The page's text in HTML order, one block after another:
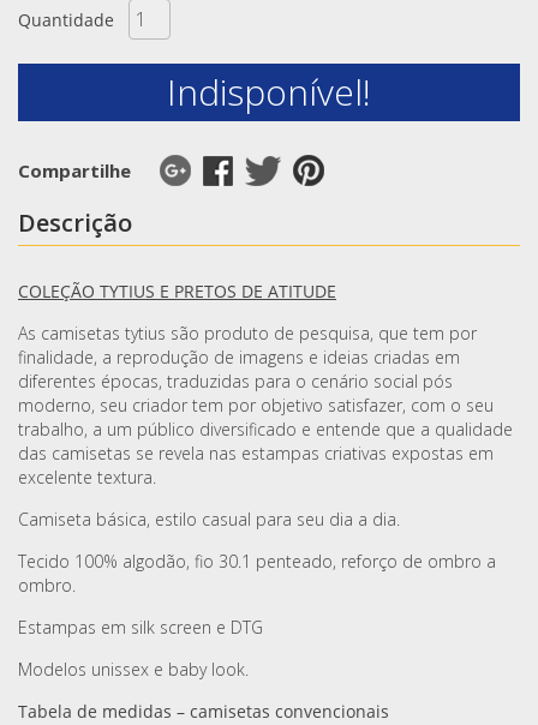
Quantidade
Indisponível!
Compartilhe
Descrição
COLEÇÃO TYTIUS E PRETOS DE ATITUDE
As camisetas tytius são produto de pesquisa, que tem por
finalidade, a reprodução de imagens e ideias criadas em
diferentes épocas, traduzidas para o cenário social pós
moderno, seu criador tem por objetivo satisfazer, com o seu
trabalho, a um público diversificado e entende que a qualidade
das camisetas se revela nas estampas criativas expostas em
excelente textura.
Camiseta básica, estilo casual para seu dia a dia.
Tecido 100% algodão, fio 30.1 penteado, reforço de ombro a
ombro.
Estampas em silk screen e DTG
Modelos unissex e baby look.
Tabela de medidas – camisetas convencionais